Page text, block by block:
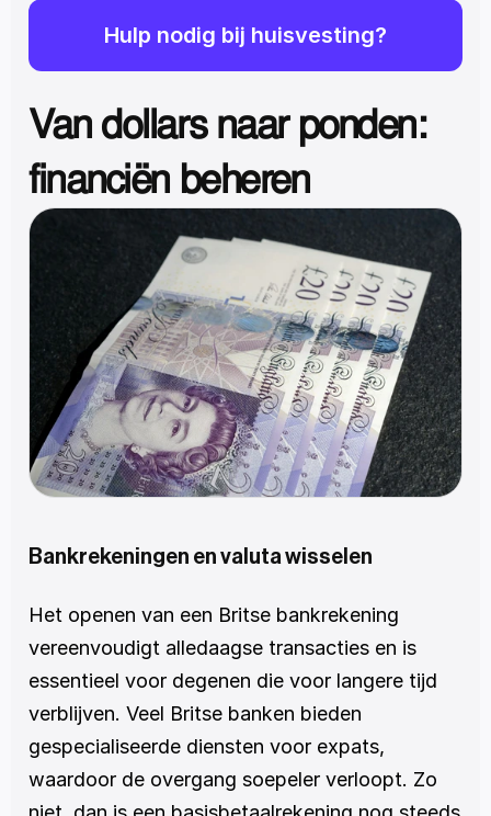
Hulp nodig bij huisvesting?
Van dollars naar ponden:
financiën beheren
Bankrekeningen en valuta wisselen
Het openen van een Britse bankrekening
vereenvoudigt alledaagse transacties en is
essentieel voor degenen die voor langere tijd
verblijven. Veel Britse banken bieden
gespecialiseerde diensten voor expats,
waardoor de overgang soepeler verloopt. Zo